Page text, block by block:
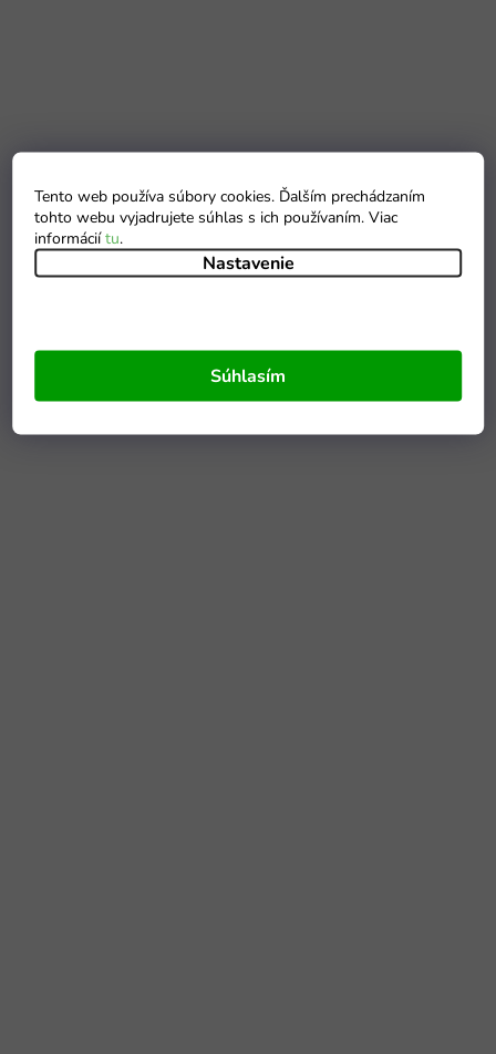
Tento web používa súbory cookies. Ďalším prechádzaním
tohto webu vyjadrujete súhlas s ich používaním. Viac
informáciítu.
Nastavenie
Súhlasím